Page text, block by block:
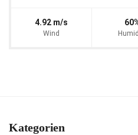
4.92 m/s
Wind
Kategorien